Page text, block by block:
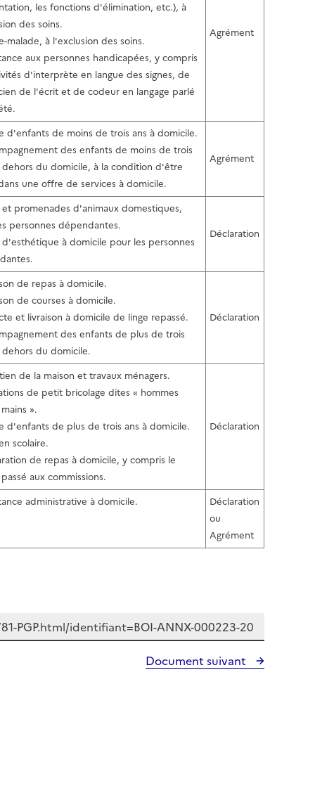
les fonctions d'élimination, etc.), à
des soins.
malade, à l'exclusion des soins.
aux personnes handicapées, y compris
d'interprète en langue des signes, de
de l'écrit et de codeur en langage parlé
Agrément
d'enfants de moins de trois ans à domicile.
des enfants de moins de trois
dehors du domicile, à la condition d'être
une offre de services à domicile.
Agrément
et promenades d'animaux domestiques,
personnes dépendantes.
d'esthétique à domicile pour les personnes
Déclaration
de repas à domicile.
de courses à domicile.
et livraison à domicile de linge repassé.
des enfants de plus de trois
dehors du domicile.
Déclaration
de la maison et travaux ménagers.
de petit bricolage dites « hommes
».
d'enfants de plus de trois ans à domicile.
scolaire.
de repas à domicile, y compris le
aux commissions.
Déclaration
administrative à domicile.
Déclaration
ou
Agrément
Document suivant